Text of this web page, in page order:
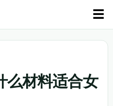
☰
么材料适合女